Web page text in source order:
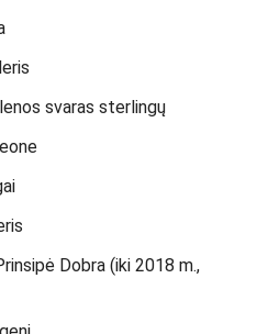
svaras sterlingų
Dobra (iki 2018 m.,